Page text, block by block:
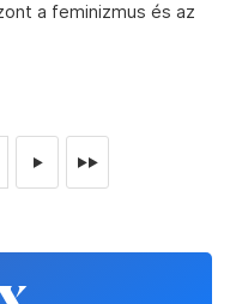
a feminizmus és az
► ►►